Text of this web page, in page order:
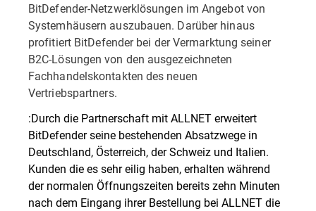
BitDefender-Netzwerklösungen im Angebot von
Systemhäusern auszubauen. Darüber hinaus
profitiert BitDefender bei der Vermarktung seiner
B2C-Lösungen von den ausgezeichneten
Fachhandelskontakten des neuen
Vertriebspartners.
:Durch die Partnerschaft mit ALLNET erweitert
BitDefender seine bestehenden Absatzwege in
Deutschland, Österreich, der Schweiz und Italien.
Kunden die es sehr eilig haben, erhalten während
der normalen Öffnungszeiten bereits zehn Minuten
nach dem Eingang ihrer Bestellung bei ALLNET die